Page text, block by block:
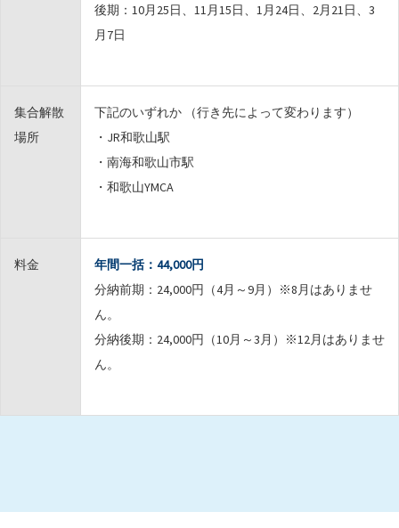
後期：10月25日、11月15日、1月24日、2月21日、3
月7日
集合解散
場所
下記のいずれか （行き先によって変わります）
・JR和歌山駅
・南海和歌山市駅
・和歌山YMCA
料金
年間一括：44,000円
分納前期：24,000円（4月～9月）※8月はありませ
ん。
分納後期：24,000円（10月～3月）※12月はありませ
ん。